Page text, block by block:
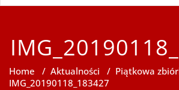
Home / Aktualności / Piątkowa
IMG_20190118_183427